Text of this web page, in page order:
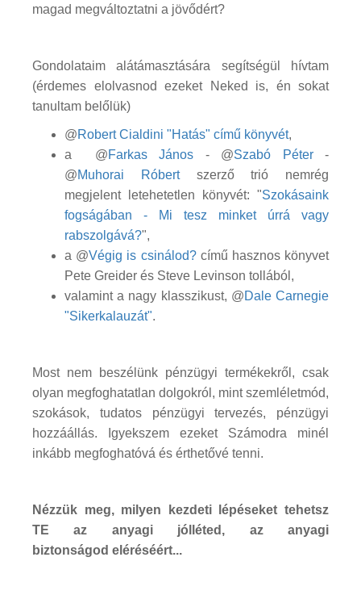
magad megváltoztatni a jövődért?
Gondolataim alátámasztására segítségül hívtam
(érdemes elolvasnod ezeket Neked is, én sokat
tanultam belőlük)
@Robert Cialdini "Hatás" című könyvét,
a @Farkas János - @Szabó Péter-
@Muhorai Róbertszerző trió nemrég
megjelent letehetetlen könyvét: "Szokásaink
fogságában - Mi tesz minket úrrá vagy
rabszolgává?",
a @Végig is csinálod?című hasznos könyvet
Pete Greider és Steve Levinson tollából,
valamint a nagy klasszikust, @Dale Carnegie
"Sikerkalauzát".
Most nem beszélünk pénzügyi termékekről, csak
olyan megfoghatatlan dolgokról, mint szemléletmód,
szokások, tudatos pénzügyi tervezés, pénzügyi
hozzáállás. Igyekszem ezeket Számodra minél
inkább megfoghatóvá és érthetővé tenni.
Nézzük meg, milyen kezdeti lépéseket tehetsz
TE az anyagi jólléted, az anyagi
biztonságod eléréséért...